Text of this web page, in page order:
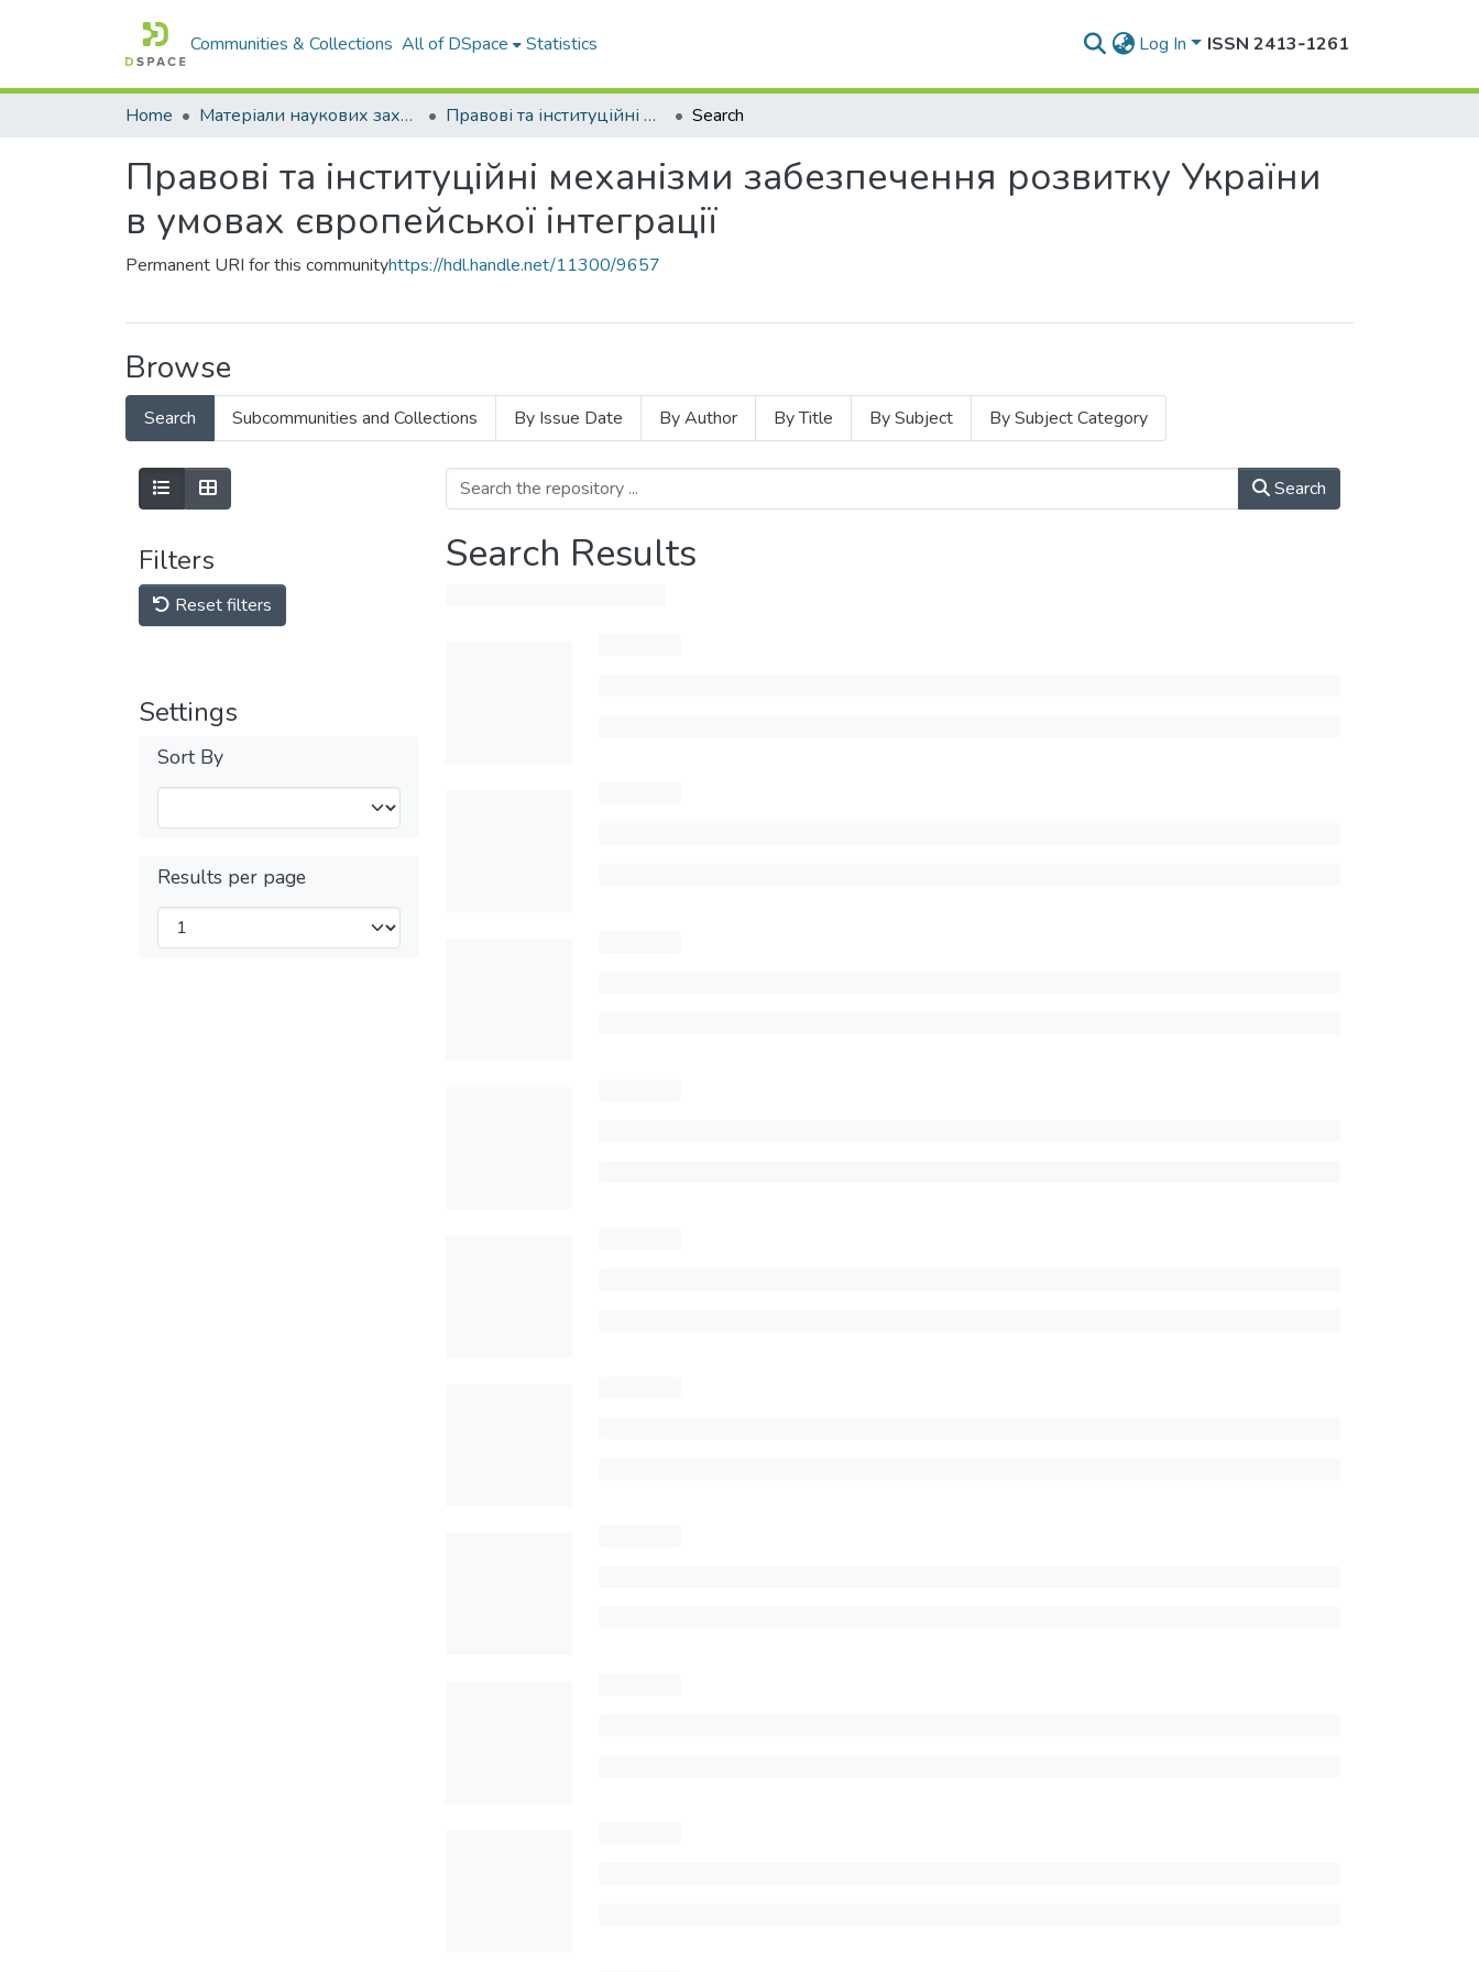
Communities & Collections All of DSpace Statistics Log In ISSN 2413‑1261
Home Матеріали наукових заходів Правові та інституційні механізми забезпечення розвитку України в умовах європейської інтеграції Search
Правові та інституційні механізми забезпечення розвитку України
в умовах європейської інтеграції
Permanent URI for this communityhttps://hdl.handle.net/11300/9657
Browse
Search Subcommunities and Collections By Issue Date By Author By Title By Subject By Subject Category
Filters
Reset filters
Settings
Sort By
Results per page
Search
Search Results